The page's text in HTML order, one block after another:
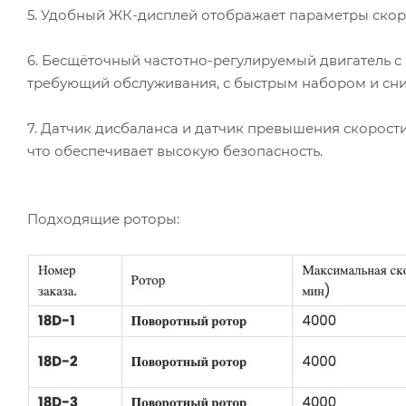
5. Удобный ЖК-дисплей отображает параметры
6. Бесщёточный частотно-регулируемый
требующий обслуживания, с быстрым набором и
7. Датчик дисбаланса и датчик превышения
что обеспечивает высокую безопасность.
Подходящие роторы: